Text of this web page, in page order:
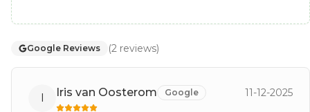
Google Reviews (2 reviews)
I Iris van Oosterom Google 11-12-2025